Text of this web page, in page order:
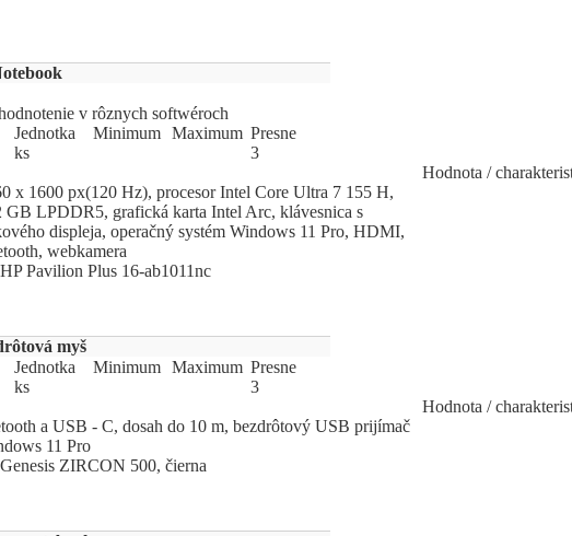
v rôznych softwéroch
Jed­not­ka Mi­ni­mum Ma­xi­mum Pres­ne
ks
3
Hodnota /
x 1600 px(120 Hz), procesor Intel Core Ultra 7 155 H,
LPDDR5, grafická karta Intel Arc, klávesnica s
displeja, operačný systém Windows 11 Pro, HDMI,
webkamera
Pavilion Plus 16-ab1011nc
myš
Jed­not­ka Mi­ni­mum Ma­xi­mum Pres­ne
ks
3
Hodnota /
a USB - C, dosah do 10 m, bezdrôtový USB prijímač
11 Pro
ZIRCON 500, čierna